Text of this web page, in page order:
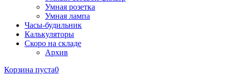
Умная розетка
Умная лампа
Часы-будильник
Калькуляторы
Скоро на складе
Архив
Корзина пуста0